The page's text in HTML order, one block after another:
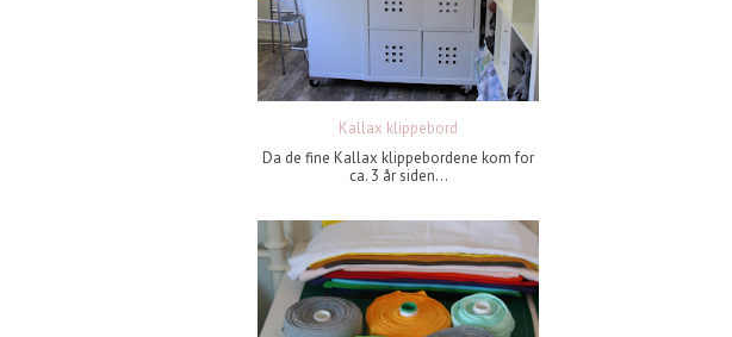
Kallax klippebord
Da de fine Kallax klippebordene kom for
ca. 3 år siden...